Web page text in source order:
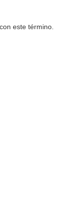
este término.